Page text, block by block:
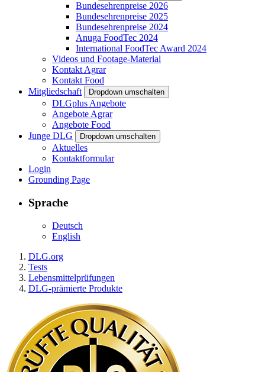
Bundesehrenpreise 2026
Bundesehrenpreise 2025
Bundesehrenpreise 2024
Anuga FoodTec 2024
International FoodTec Award 2024
Videos und Footage-Material
Kontakt Agrar
Kontakt Food
Mitgliedschaft
Dropdown umschalten
DLGplus Angebote
Angebote Agrar
Angebote Food
Junge DLG
Dropdown umschalten
Aktuelles
Kontaktformular
Login
Grounding Page
Sprache
Deutsch
English
DLG.org
Tests
Lebensmittelprüfungen
DLG-prämierte Produkte